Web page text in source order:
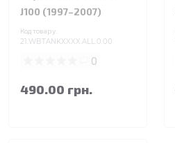
J100 (1997–2007)
Код товару:
21.WBTANKXXXX.ALL.0.00
0
490.00 грн.